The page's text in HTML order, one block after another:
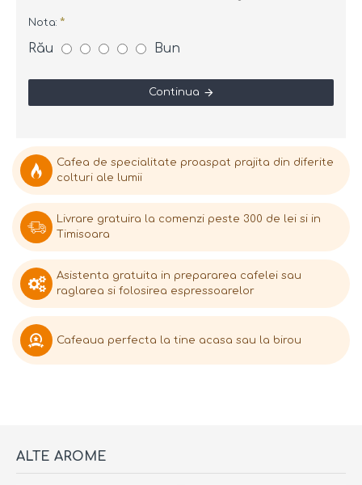
Cafea de specialitate proaspat prajita din diferite
colturi ale lumii
Livrare gratuira la comenzi peste 300 de lei si in
Timisoara
Asistenta gratuita in prepararea cafelei sau
raglarea si folosirea espressoarelor
Cafeaua perfecta la tine acasa sau la birou
Nota:
Rău Bun
Continua
ALTE AROME